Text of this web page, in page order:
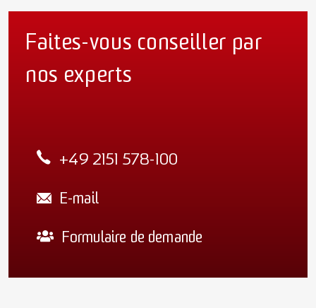
Faites-vous conseiller par
nos experts
+49 2151 578-100
E-mail
Formulaire de demande